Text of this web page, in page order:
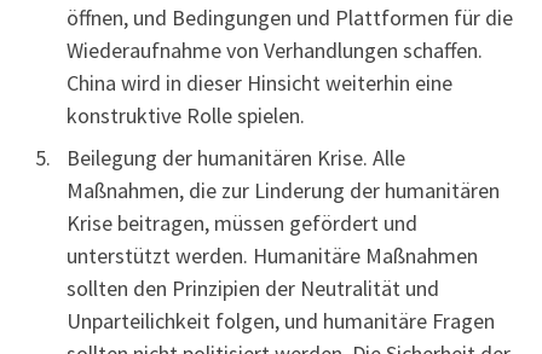
öffnen, und Bedingungen und Plattformen für die
Wiederaufnahme von Verhandlungen schaffen.
China wird in dieser Hinsicht weiterhin eine
konstruktive Rolle spielen.
Beilegung der humanitären Krise. Alle
Maßnahmen, die zur Linderung der humanitären
Krise beitragen, müssen gefördert und
unterstützt werden. Humanitäre Maßnahmen
sollten den Prinzipien der Neutralität und
Unparteilichkeit folgen, und humanitäre Fragen